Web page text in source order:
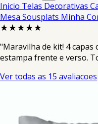
Inicio Telas Decorativas
Mesa Sousplats Minha
★★★★★
"Maravilha de kit! 4
estampa frente e verso.
Ver todas as 15 avaliacoes